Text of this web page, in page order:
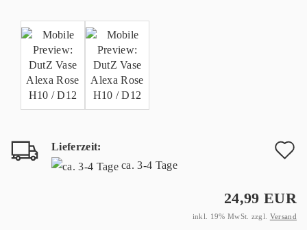
Lieferzeit:
ca. 3-4 Tage
24,99 EUR
inkl. 19% MwSt. zzgl. Versand